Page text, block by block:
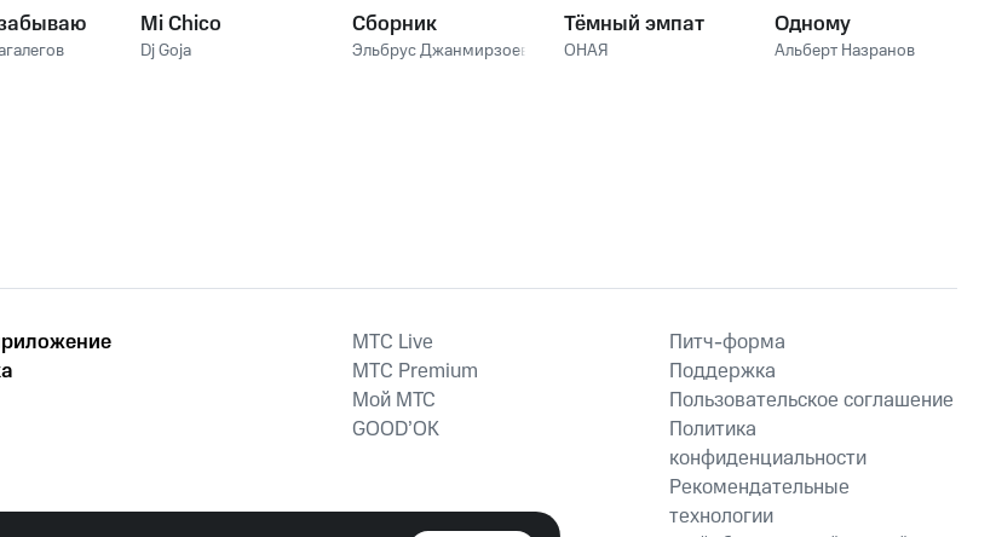
Mi Chico
Dj Goja
Сборник
Эльбрус Джанмирзоев
Тёмный эмпат
ОНАЯ
Одному
Альберт Назранов
MTС Live
MTС Premium
Мой МТС
GOOD’OK
Питч-форма
Поддержка
Пользовательское соглашение
Политика
конфиденциальности
Рекомендательные
технологии